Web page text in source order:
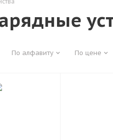
По алфавиту По цене